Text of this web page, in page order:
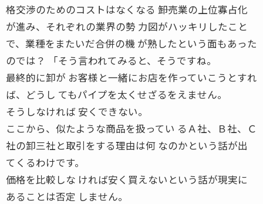
格交渉のためのコストはなくなる ――卸売業の上位寡占化
が進み、それぞれの業界の勢 力図がハッキリしたこと
で、業種をまたいだ合併の機 が熟したという面もあった
のでは？ 「そう言われてみると、そうですね。
最終的に卸が お客様と一緒にお店を作っていこうとすれ
ば、どうし てもパイプを太くせざるをえません。
そうしなければ 安くできない。
ここから、似たような商品を扱ってい るＡ社、Ｂ社、Ｃ
社の卸三社と取引をする理由は何 なのかという話が出
てくるわけです。
価格を比較しな ければ安く買えないという話が現実に
あることは否定 しません。